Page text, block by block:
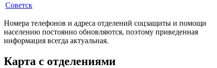
Советск
Номера телефонов и адреса отделений соцзащиты и помощи
населению постоянно обновляются, поэтому приведенная
информация всегда актуальная.
Карта с отделениями